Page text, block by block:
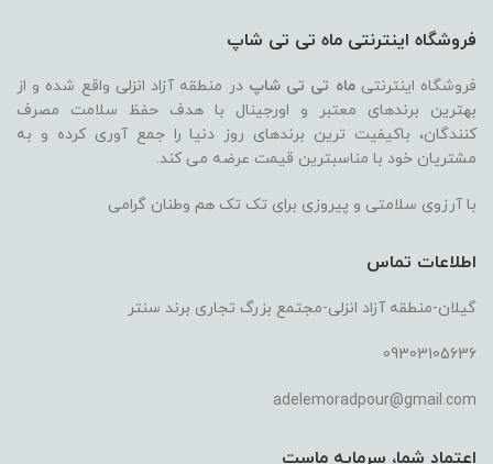
فروشگاه اینترنتی ماه تی تی شاپ
فروشگاه اینترنتیماه تی تی شاپ در منطقه آزاد انزلی واقع شده و از
بهترین برندهای معتبر و اورجینال با هدف حفظ سلامت مصرف
کنندگان، باکیفیت ترین برندهای روز دنیا را جمع آوری کرده و به
مشتریان خود با مناسبترین قیمت عرضه می کند.
با آرزوی سلامتی و پیروزی برای تک تک هم وطنان گرامی
اطلاعات تماس
گیلان-منطقه آزاد انزلی-مجتمع بزرگ تجاری برند سنتر
09303105636
adelemoradpour@gmail.com
اعتماد شما، سرمایه ماست